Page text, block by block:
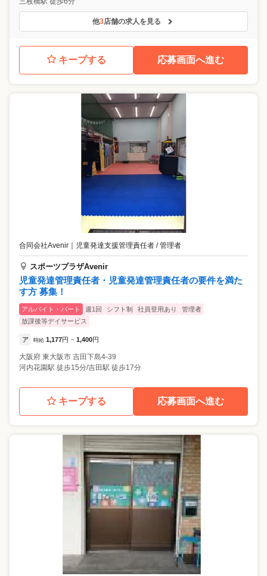
他3店舗の求人を見る
キープする 応募画面へ進む
合同会社Avenir 児童発達支援管理責任者 / 管理者
スポーツプラザAvenir
児童発達管理責任者・児童発達管理責任者の要件を満た
す方 募集！
アルバイト・パート 週1回 シフト制 社員登用あり
管理者
放課後等デイサービス
ア 時給 1,177円 ~ 1,400円
大阪府 東大阪市 吉田下島4-39
河内花園駅 徒歩15分/吉田駅 徒歩17分
キープする 応募画面へ進む